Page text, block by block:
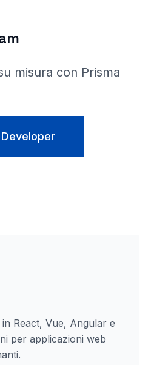
misura con Prisma
React, Vue, Angular e
per applicazioni web